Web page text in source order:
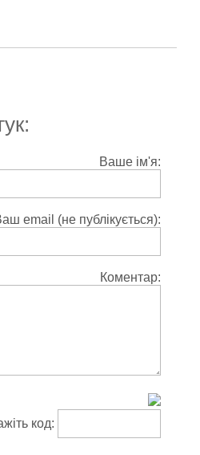
Ваше ім'я:
email (не публікується):
Коментар:
код: